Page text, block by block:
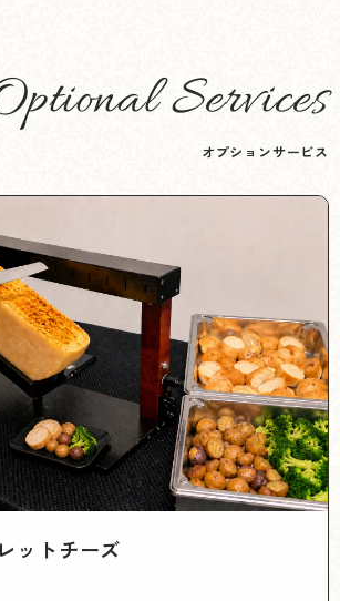
Services
オプションサービス
ットチーズ